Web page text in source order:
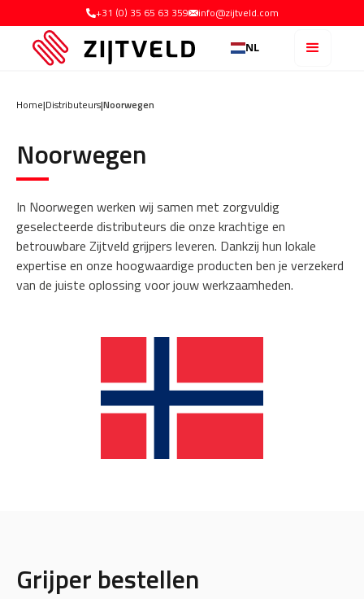
+31 (0) 35 65 63 359 info@zijtveld.com
NL
Home|Distributeurs|Noorwegen
Noorwegen
In Noorwegen werken wij samen met zorgvuldig
geselecteerde distributeurs die onze krachtige en
betrouwbare Zijtveld grijpers leveren. Dankzij hun lokale
expertise en onze hoogwaardige producten ben je verzekerd
van de juiste oplossing voor jouw werkzaamheden.
Grijper bestellen